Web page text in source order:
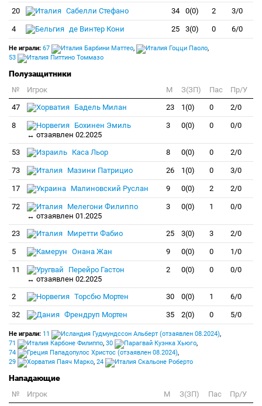
20 Сабелли Стефано 34 0(0) 2 3/0
4 де Винтер Кони 25 3(0) 0 6/0
Не играли: 67 Барбини Маттео, Гоцци Паоло,
53
Питтино Томмазо
Полузащитники
№ Игрок M З(ЗП) Пас
Пр/У
47
Бадель Милан 23 1(0) 0 2/0
8
Бохинен Эмиль
↔ отзаявлен 02.2025
3 0(0) 0 0/0
53 Каса Льор 8 0(0) 0 2/0
73 Мазини Патрицио 26 1(0) 0 3/0
17 Малиновский Руслан 9 0(0) 2 2/0
72
Мелегони Филиппо
↔ отзаявлен 01.2025
3 0(0) 1 0/0
23 Миретти Фабио 25 3(0) 3 2/0
5 Онана Жан 9 0(0) 0 1/0
11
Перейро Гастон
↔ отзаявлен 02.2025
2 0(0) 0 0/0
2 Торсбю Мортен 30 0(0) 1 6/0
32 Френдруп Мортен 35 2(0) 0 5/0
Не играли: 11 Гудмундссон Альберт (отзаявлен 08.2024),
71
Карбоне Филиппо, 30 Куэнка Хьюго,
74
Пападопулос Христос (отзаявлен 08.2024),
29
Паяч Марко, 24 Скальоне Роберто
Нападающие
№ Игрок M З(ЗП) Пас Пр/У